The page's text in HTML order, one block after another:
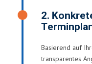
2.
Basierend auf
transparentes